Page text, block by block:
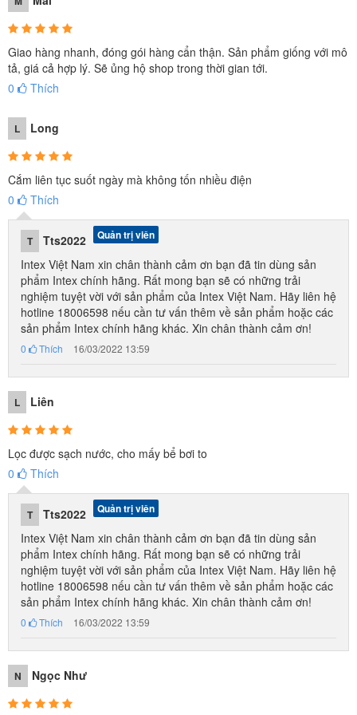
Máy bơm được trang bị một bộ phận lọc - lõi giấy. Đó là với sự trợ
giúp của bộ lọc thay thế mà nước được làm sạch. Nước vào máy
bơm và tất cả bụi bẩn bị kẹt trong bộ lọc (lõi giấy).
Làm thế nào để điều khiển máy bơm?
Cho rằng máy bơm không có bộ hẹn giờ, quá trình làm việc hoàn
toàn nằm trong tầm kiểm soát của bạn. Bạn điều chỉnh số giờ làm
việc và bật khi bạn cần.
Nó nên hoạt động trong bao lâu?
Đây là một câu hỏi rất thường xuyên từ khách hàng của chúng tôi.
Không thể có câu trả lời chính xác, vì nhiệm vụ của nó là nước sạch
và các yếu tố ô nhiễm có thể khác nhau: số lượng người khác
nhau, độ sạch của vị trí hồ bơi ... Trung bình, bơm mực hoạt động
trong 2-3 giờ mỗi ngày và nếu cần thiết và nhiều hơn nữa.
Công nghệ đổi mớiHydro Aeration (Công nghệ sục khí Hydro )
với 3 ưu điểm chính:
1. Cải thiện hệ thống tuần hoàn và lọc nước
với nước, trong đó nó bão hòa nó với không khí và nitơ. Sục khí
giúp loại bỏ các chất không cần thiết ảnh hưởng đến nước không
Giao hàng nhanh, đóng gói hàng cẩn thận. Sản phẩm giống với mô
tả, giá cả hợp lý. Sẽ ủng hộ shop trong thời gian tới.
0
Thích
L Long
Cắm liên tục suốt ngày mà không tốn nhiều điện
0
Thích
T Tts2022 Quản trị viên
Intex Việt Nam xin chân thành cảm ơn bạn đã tin dùng sản
phẩm Intex chính hãng. Rất mong bạn sẽ có những trải
nghiệm tuyệt vời với sản phẩm của Intex Việt Nam. Hãy liên hệ
hotline 18006598 nếu cần tư vấn thêm về sản phẩm hoặc các
sản phẩm Intex chính hãng khác. Xin chân thành cảm ơn!
0 Thích 16/03/2022 13:59
L Liên
Lọc được sạch nước, cho mấy bể bơi to
0
Thích
T Tts2022 Quản trị viên
Intex Việt Nam xin chân thành cảm ơn bạn đã tin dùng sản
phẩm Intex chính hãng. Rất mong bạn sẽ có những trải
nghiệm tuyệt vời với sản phẩm của Intex Việt Nam. Hãy liên hệ
hotline 18006598 nếu cần tư vấn thêm về sản phẩm hoặc các
sản phẩm Intex chính hãng khác. Xin chân thành cảm ơn!
0 Thích 16/03/2022 13:59
N Ngọc Như